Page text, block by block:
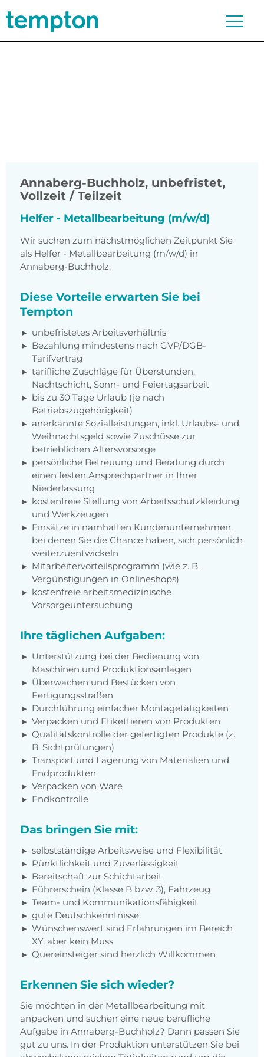
Annaberg-Buchholz, unbefristet,
Vollzeit / Teilzeit
Helfer - Metallbearbeitung (m/w/d)
Wir suchen zum nächstmöglichen Zeitpunkt Sie
als Helfer - Metallbearbeitung (m/w/d) in
Annaberg-Buchholz.
Diese Vorteile erwarten Sie bei
Tempton
unbefristetes Arbeitsverhältnis
Bezahlung mindestens nach GVP/DGB-
Tarifvertrag
tarifliche Zuschläge für Überstunden,
Nachtschicht, Sonn- und Feiertagsarbeit
bis zu 30 Tage Urlaub (je nach
Betriebszugehörigkeit)
anerkannte Sozialleistungen, inkl. Urlaubs- und
Weihnachtsgeld sowie Zuschüsse zur
betrieblichen Altersvorsorge
persönliche Betreuung und Beratung durch
einen festen Ansprechpartner in Ihrer
Niederlassung
kostenfreie Stellung von Arbeitsschutzkleidung
und Werkzeugen
Einsätze in namhaften Kundenunternehmen,
bei denen Sie die Chance haben, sich persönlich
weiterzuentwickeln
Mitarbeitervorteilsprogramm (wie z. B.
Vergünstigungen in Onlineshops)
kostenfreie arbeitsmedizinische
Vorsorgeuntersuchung
Ihre täglichen Aufgaben:
Unterstützung bei der Bedienung von
Maschinen und Produktionsanlagen
Überwachen und Bestücken von
Fertigungsstraßen
Durchführung einfacher Montagetätigkeiten
Verpacken und Etikettieren von Produkten
Qualitätskontrolle der gefertigten Produkte (z.
B. Sichtprüfungen)
Transport und Lagerung von Materialien und
Endprodukten
Verpacken von Ware
Endkontrolle
Das bringen Sie mit:
selbstständige Arbeitsweise und Flexibilität
Pünktlichkeit und Zuverlässigkeit
Bereitschaft zur Schichtarbeit
Führerschein (Klasse B bzw. 3), Fahrzeug
Team- und Kommunikationsfähigkeit
gute Deutschkenntnisse
Wünschenswert sind Erfahrungen im Bereich
XY, aber kein Muss
Quereinsteiger sind herzlich Willkommen
Erkennen Sie sich wieder?
Sie möchten in der Metallbearbeitung mit
anpacken und suchen eine neue berufliche
Aufgabe in Annaberg-Buchholz? Dann passen Sie
gut zu uns. In der Produktion unterstützen Sie bei